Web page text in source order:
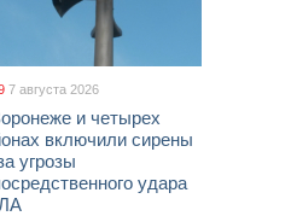
7 августа 2026
и четырех
включили сирены
угрозы
удара